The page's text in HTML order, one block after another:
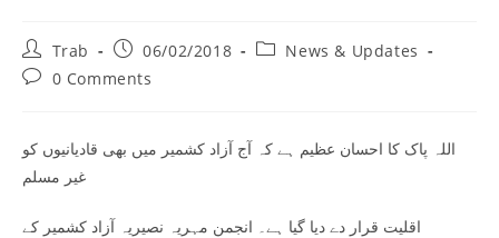
Post
author:
Trab
Post
published:
06/02/2018
PostNews & Updates
Post0 Comments
اللہ پاک کا احسان عظیم ہے کہ آج آزاد کشمیر میں بھی قادیانیوں کو
غیر مسلم
اقلیت قرار دے دیا گیا ہے۔ انجمن مہریہ نصیریہ آزاد کشمیر کے